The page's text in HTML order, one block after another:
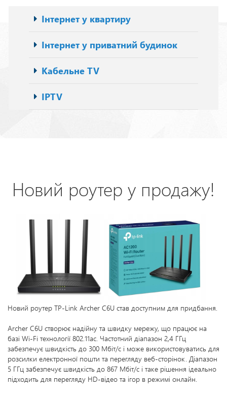
Основна
навіґація
Інтернет у квартиру
Інтернет у приватний будинок
Кабельне TV
IPTV
Новий роутер у продажу!
Новий роутер TP-Link Archer C6U став доступним для придбання.
Archer C6U створює надійну та швидку мережу, що працює на
базі Wi-Fi технології 802.11ac. Частотний діапазон 2,4 ГГц
забезпечує швидкість до 300 Мбіт/с і може використовуватись для
розсилки електронної пошти та перегляду веб-сторінок. Діапазон
5 ГГц забезпечує швидкість до 867 Мбіт/с і таке рішення ідеально
підходить для перегляду HD-відео та ігор в режимі онлайн.